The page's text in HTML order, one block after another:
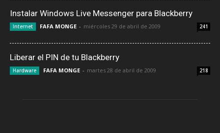
Instalar Windows Live Messenger para Blackberry
Internet FAFA MONGE - miércoles 29 de abril de 2009 241
Liberar el PIN de tu Blackberry
Hardware FAFA MONGE - martes 28 de abril de 2009 218